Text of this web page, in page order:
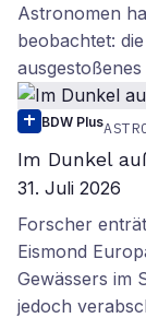
Astronomen
beobachtet:
BDW Plus
Im Dunkel
31. Juli 2026
Forscher
Eismond
Gewässers im
jedoch